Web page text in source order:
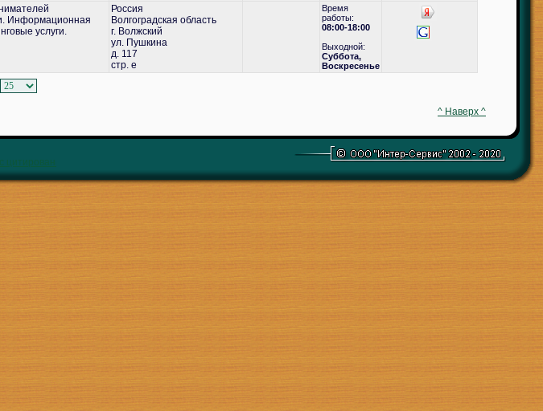
Информационная
услуги.
Россия
Волгоградская область
г. Волжский
ул. Пушкина
д. 117
стр. е
Время
работы:
08:00-18:00
Выходной:
Суббота,
Воскресенье
^ Наверх ^